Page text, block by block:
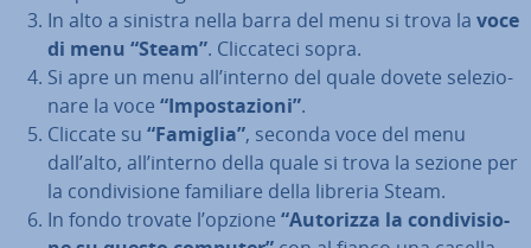
In alto a sinistra nella barra del menu si trova la voce
di menu “Steam”. Clic­ca­te­ci sopra.
Si apre un menu all’interno del quale dovete se­le­zio­
na­re la voce “Im­po­sta­zio­ni”.
Cliccate su “Famiglia”, seconda voce del menu
dall’alto, all’interno della quale si trova la sezione per
la con­di­vi­sio­ne familiare della libreria Steam.
In fondo trovate l’opzione “Autorizza la con­di­vi­sio­